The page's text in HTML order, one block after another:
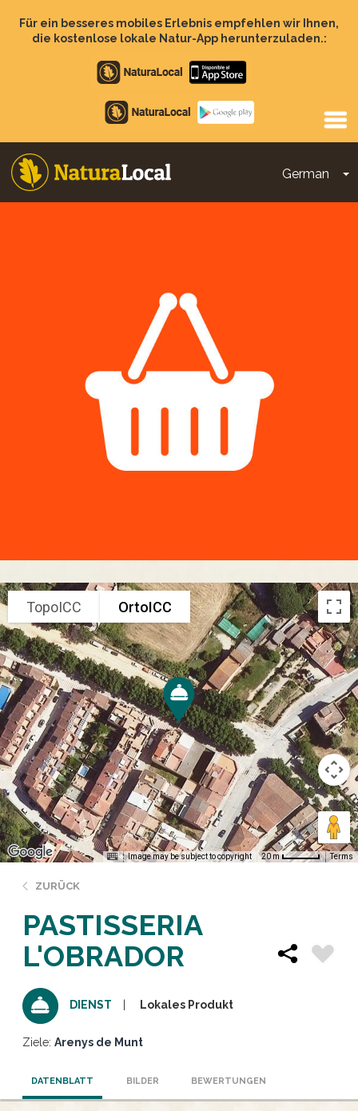
zumFür ein besseres mobiles Erlebnis empfehlen wir Ihnen,
die kostenlose lokale Natur-App herunterzuladen.:
Apple
store
Google
Play
German
Main
TopoICC OrtoICC
Image may be subject to copyright 20 m Terms
ZURÜCK
PASTISSERIA
L'OBRADOR
DIENST Lokales Produkt
Ziele: Arenys de Munt
DATENBLATT BILDER BEWERTUNGEN